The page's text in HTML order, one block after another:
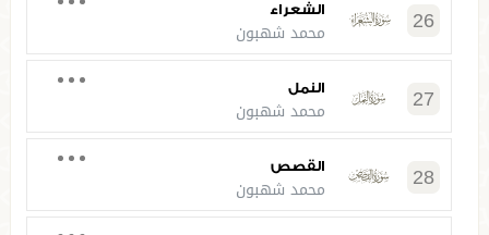
26 الشعراء
محمد شهبون
27 النمل
محمد شهبون
28 القصص
محمد شهبون